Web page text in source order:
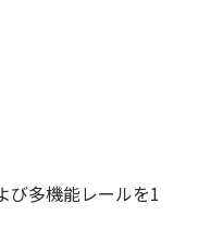
び多機能レールを1